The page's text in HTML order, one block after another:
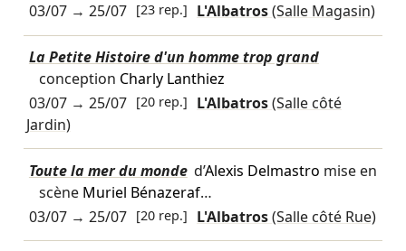
03/07→ 25/07 [23 rep.] L'Albatros(Salle Magasin)
La Petite Histoire d'un homme trop grand
conception Charly Lanthiez
03/07→ 25/07 [20 rep.] L'Albatros(Salle côté
Jardin)
Toute la mer du monde d’Alexis Delmastro mise en
scène Muriel Bénazeraf…
03/07→ 25/07 [20 rep.] L'Albatros(Salle côté Rue)